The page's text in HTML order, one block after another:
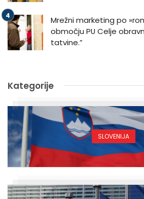
Mrežni marketing po
območju PU Celje
tatvine.”
Kategorije
SLOVENIJA